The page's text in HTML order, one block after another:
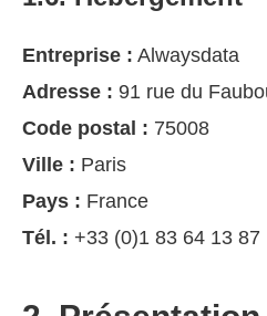
Entreprise : Alwaysdata
Adresse : 91 rue du
Code postal : 75008
Ville : Paris
Pays : France
Tél. : +33 (0)1 83 64 13 87